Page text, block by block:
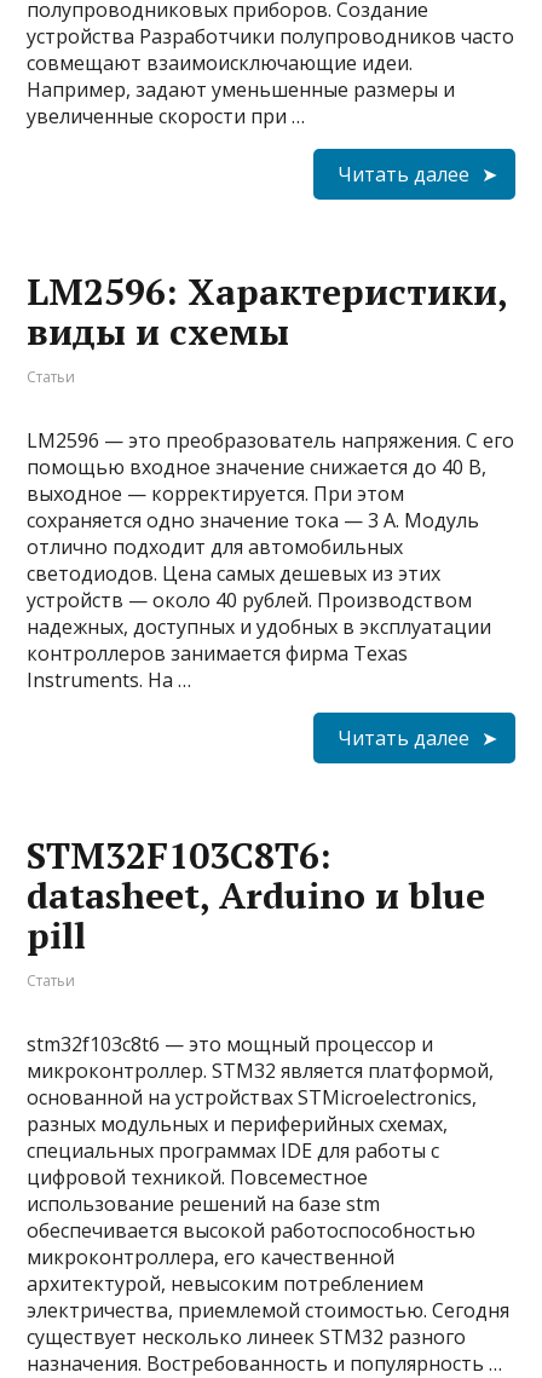
полупроводниковых приборов. Создание
устройства Разработчики полупроводников часто
совмещают взаимоисключающие идеи.
Например, задают уменьшенные размеры и
увеличенные скорости при …
Читать далее
LM2596: Характеристики,
виды и схемы
Статьи
LM2596 — это преобразователь напряжения. С его
помощью входное значение снижается до 40 В,
выходное — корректируется. При этом
сохраняется одно значение тока — 3 А. Модуль
отлично подходит для автомобильных
светодиодов. Цена самых дешевых из этих
устройств — около 40 рублей. Производством
надежных, доступных и удобных в эксплуатации
контроллеров занимается фирма Texas
Instruments. На …
Читать далее
STM32F103C8T6:
datasheet, Arduino и blue
pill
Статьи
stm32f103c8t6 — это мощный процессор и
микроконтроллер. STM32 является платформой,
основанной на устройствах STMicroelectronics,
разных модульных и периферийных схемах,
специальных программах IDE для работы с
цифровой техникой. Повсеместное
использование решений на базе stm
обеспечивается высокой работоспособностью
микроконтроллера, его качественной
архитектурой, невысоким потреблением
электричества, приемлемой стоимостью. Сегодня
существует несколько линеек STM32 разного
назначения. Востребованность и популярность …